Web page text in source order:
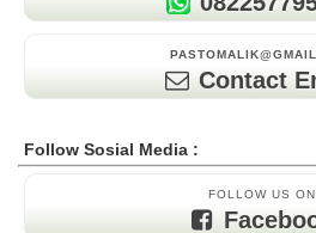
Contact
Follow Sosial Media :
FOLLOW US ON